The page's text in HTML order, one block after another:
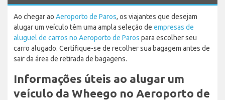
Ao chegar ao Aeroporto de Paros, os viajantes que desejam
alugar um veículo têm uma ampla seleção de empresas de
aluguel de carros no Aeroporto de Paros para escolher seu
carro alugado. Certifique-se de recolher sua bagagem antes de
sair da área de retirada de bagagens.
Informações úteis ao alugar um
veículo da Wheego no Aeroporto de